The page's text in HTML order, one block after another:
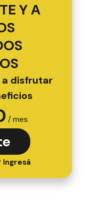
Y A
a disfrutar
/ mes
Ingresá